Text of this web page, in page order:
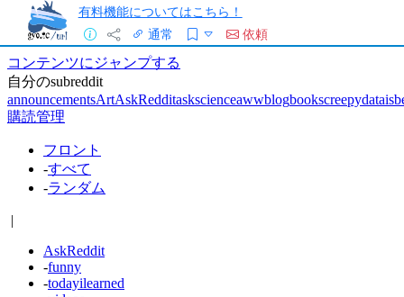
有料機能についてはこちら！
通常
依頼